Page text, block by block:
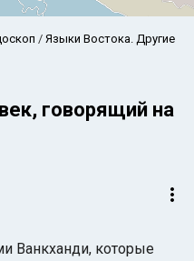
Языки Востока. Другие
говорящий на
Ванкханди, которые